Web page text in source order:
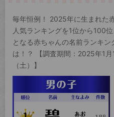
毎年恒例！ 2025年に生まれた
人気ランキングを1位から100
となる赤ちゃんの名前ランキ
は！？ 【調査期間：2025年1
（土）】